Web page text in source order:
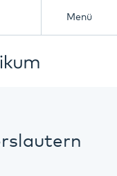
Menü